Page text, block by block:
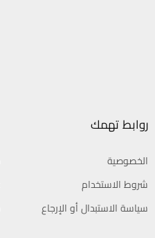
روابط تهمك
الخصوصية
شروط الاستخدام
سياسة الاستبدال أو الإرجاع